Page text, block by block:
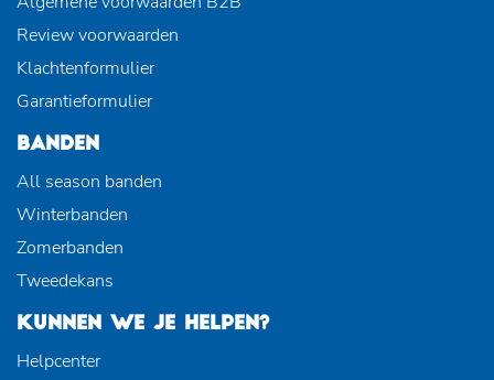
Review voorwaarden
Klachtenformulier
Garantieformulier
BANDEN
All season banden
Winterbanden
Zomerbanden
Tweedekans
KUNNEN WE JE HELPEN?
Helpcenter